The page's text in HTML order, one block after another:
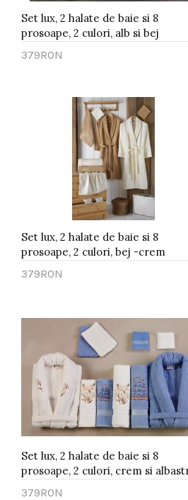
Set lux, 2 halate de baie si 8
prosoape, 2 culori, alb si bej
379RON
Set lux, 2 halate de baie si 8
prosoape, 2 culori, bej -crem
379RON
Set lux, 2 halate de baie si 8
prosoape, 2 culori, crem si
379RON